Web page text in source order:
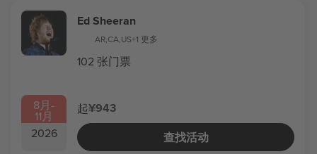
8月-
11月
2026
Ed Sheeran
AR,CA,US+1 更多
102 张门票
起¥943
查找活动